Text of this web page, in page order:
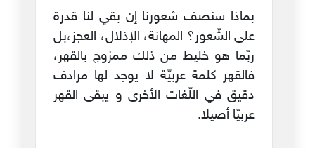
بماذا سنصف شعورنا إن بقي لنا قدرة
على الشّعور؟ المهانة، الإذلال، العجز،بل
ربّما هو خليط من ذلك ممزوج بالقهر،
فالقهر كلمة عربيّة لا يوجد لها مرادف
دقيق في اللّغات الأخرى و يبقى القهر
عربيّا أصيلا.